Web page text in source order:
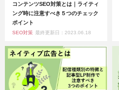
コンテンツSEO対策とは｜ライティ
ング時に注意すべき５つのチェック
ポイント
SEO対策 最終更新日：2023.06.18